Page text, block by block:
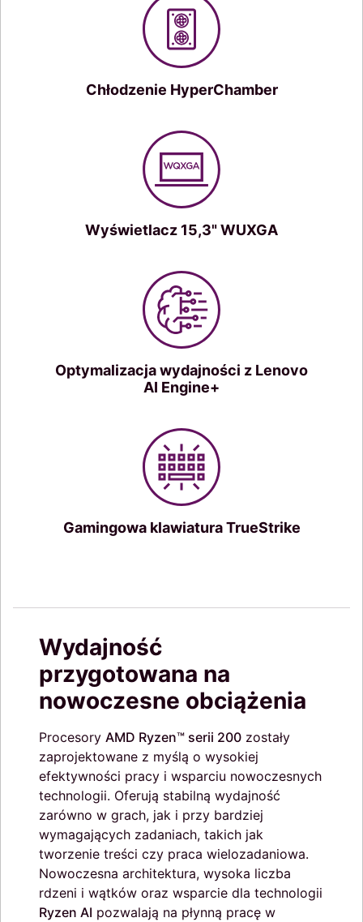
Chłodzenie HyperChamber
Wyświetlacz 15,3" WUXGA
Optymalizacja wydajności z Lenovo
AI Engine+
Gamingowa klawiatura TrueStrike
Wydajność
przygotowana na
nowoczesne obciążenia
Procesory AMD Ryzen™ serii 200 zostały
zaprojektowane z myślą o wysokiej
efektywności pracy i wsparciu nowoczesnych
technologii. Oferują stabilną wydajność
zarówno w grach, jak i przy bardziej
wymagających zadaniach, takich jak
tworzenie treści czy praca wielozadaniowa.
Nowoczesna architektura, wysoka liczba
rdzeni i wątków oraz wsparcie dla technologii
Ryzen AI pozwalają na płynną pracę w